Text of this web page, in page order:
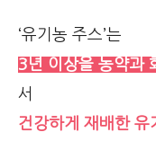
‘유기농 주스’는
3년 이상을 농약과
서
건강하게 재배한 유